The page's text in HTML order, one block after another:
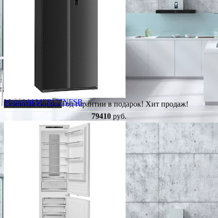
Сезонная скидкаГод гарантии в подарок!Хит продаж!
Maunfeld MFF177NFSB
79410 руб.